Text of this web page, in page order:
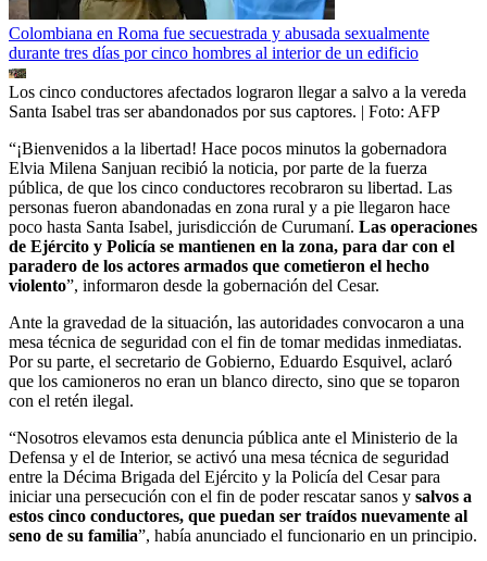
Colombiana en Roma fue secuestrada y abusada sexualmente
durante tres días por cinco hombres al interior de un edificio
Los cinco conductores afectados lograron llegar a salvo a la vereda
Santa Isabel tras ser abandonados por sus captores. | Foto: AFP
“¡Bienvenidos a la libertad! Hace pocos minutos la gobernadora
Elvia Milena Sanjuan recibió la noticia, por parte de la fuerza
pública, de que los cinco conductores recobraron su libertad. Las
personas fueron abandonadas en zona rural y a pie llegaron hace
poco hasta Santa Isabel, jurisdicción de Curumaní. Las operaciones
de Ejército y Policía se mantienen en la zona, para dar con el
paradero de los actores armados que cometieron el hecho
violento”, informaron desde la gobernación del Cesar.
Ante la gravedad de la situación, las autoridades convocaron a una
mesa técnica de seguridad con el fin de tomar medidas inmediatas.
Por su parte, el secretario de Gobierno, Eduardo Esquivel, aclaró
que los camioneros no eran un blanco directo, sino que se toparon
con el retén ilegal.
“Nosotros elevamos esta denuncia pública ante el Ministerio de la
Defensa y el de Interior, se activó una mesa técnica de seguridad
entre la Décima Brigada del Ejército y la Policía del Cesar para
iniciar una persecución con el fin de poder rescatar sanos y salvos a
estos cinco conductores, que puedan ser traídos nuevamente al
seno de su familia”, había anunciado el funcionario en un principio.